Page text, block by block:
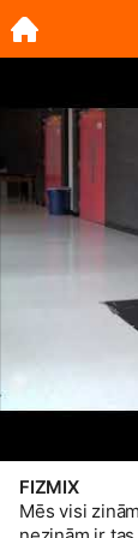
FIZMIX
Mēs visi